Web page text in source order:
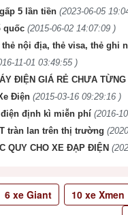
5 lần tiền (2023-06-05
quốc (2015-06-02 14:07:09 )
nội địa, thẻ visa, thẻ ghi
11-01 03:49:55 )
ĐIỆN GIÁ RẺ CHƯA TỪNG
Điện (2015-03-16 09:29:16 )
định kì miễn phí (2016-
tràn lan trên thị trường
QUY CHO XE ĐẠP ĐIỆN
6xe Giant 10xe Xmen